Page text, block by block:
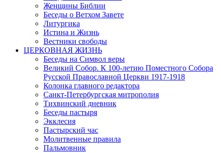
Женщины Библии
Беседы о Ветхом Завете
Литургика
Истина и Жизнь
Вестники свободы
ЦЕРКОВНАЯ ЖИЗНЬ
Беседы на Символ веры
Великий Собор. К 100-летию Поместного Собора
Русской Православной Церкви 1917-1918
Колонка главного редактора
Санкт-Петербургская митрополия
Тихвинский дневник
Беседы пастыря
Экклесия
Пастырский час
Молитвенные правила
Пальмовник